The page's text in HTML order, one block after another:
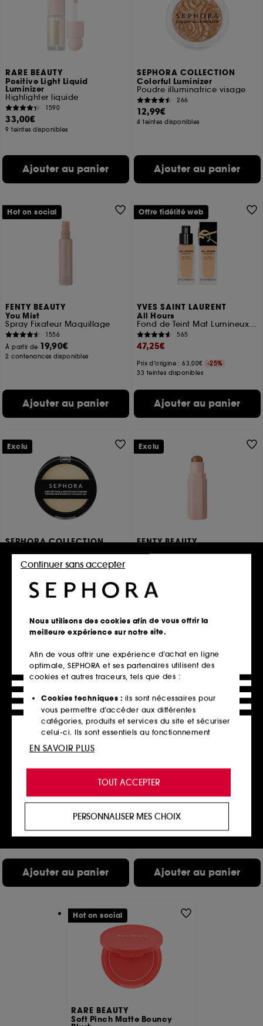
RARE BEAUTY
Positive Light Liquid
Luminizer
Highlighter liquide
1590
33,00€
9 teintes disponibles
Ajouter au panier
SEPHORA COLLECTION
Colorful Luminizer
Poudre illuminatrice visage
266
12,99€
4 teintes disponibles
Ajouter au panier
FENTY BEAUTY
You Mist
Spray Fixateur Maquillage
1556
À partir de 19,90€
2 contenances disponibles
Ajouter au panier
Hot on social
YVES SAINT LAURENT
All Hours
Fond de Teint Mat Lumineux 24h* Haute Couvrance
565
47,25€
Prix d'origine : 63,00€
-25%
33 teintes disponibles
Ajouter au panier
Offre fidélité web
SEPHORA COLLECTION
Une Poudre Matifiante Longue Tenue
16,99€
Ajouter au panier
Exclu
FENTY BEAUTY
32,00€
8 teintes disponibles
Ajouter au panier
Exclu
225
Prix d'origine : 36,00€ -25%
Ajouter au panier
Offre fidélité web
ERBORIAN
BB Crème Au Ginseng
391
25,00€
Ajouter au panier
RARE BEAUTY
Soft Pinch Matte Bouncy
Hot on social
Nous utilisons des cookies afin de vous offrir la
meilleure expérience sur notre site.
Afin de vous offrir une expérience d’achat en ligne
optimale, SEPHORA et ses partenaires utilisent des
cookies et autres traceurs, tels que des :
Cookies techniques : ils sont nécessaires pour
vous permettre d’accéder aux différentes
catégories, produits et services du site et sécuriser
celui-ci. Ils sont essentiels au fonctionnement
technique du site et ne peuvent être désactivés.
de vous offrir une expérience enrichie et
personnalisée en vous recommandant des
produits, des services et des contenus qui
proposer des offres promotionnelles adaptées à
votre profil.
utilisés pour vous présenter du contenu susceptible
de vous plaire via des publicités, y compris sur des
sites tiers et sur les réseaux sociaux, sur la base
navigation, et de l'historique de vos interactions.
Cookies de mesure d’audience :
permettent de réaliser des statistiques de
fréquentation et de navigation sur notre site afin
d’en améliorer la performance.
Cookies de sécurisation des paiements en ligne :
fraudes aux moyens de paiement et les
usurpations d’identité.
TOUT ACCEPTER
Continuer sans accepter
PERSONNALISER MES CHOIX
EN SAVOIR PLUS